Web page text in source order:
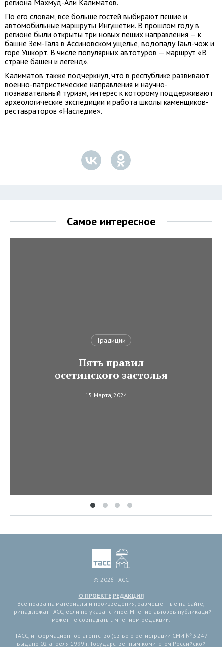
региона Махмуд-Али Калиматов.
По его словам, все больше гостей выбирают пешие и
автомобильные маршруты Ингушетии. В прошлом году в
регионе были открыты три новых пеших направления — к
башне Зем-Гала в Ассиновском ущелье, водопаду Гаьл-чож и
горе Ушкорт. В числе популярных автотуров — маршрут «В
стране башен и легенд».
Калиматов также подчеркнул, что в республике развивают
военно-патриотические направления и научно-
познавательный туризм, интерес к которому поддерживают
археологические экспедиции и работа школы каменщиков-
реставраторов «Наследие».
Самое интересное
Традиции
Пять правил
осетинского застолья
15 Марта, 2024
© 2026 ТАСС
О ПРОЕКТЕ РЕДАКЦИЯ
Все права на материалы и произведения, размещенные на сайте,
принадлежат ТАСС, если не указано иное. Мнение авторов публикаций
может не совпадать с мнением редакции.
ТАСС, информационное агентство (св-во о регистрации СМИ № 3 247
выдано 02 апреля 1999 г. Государственным комитетом Российской